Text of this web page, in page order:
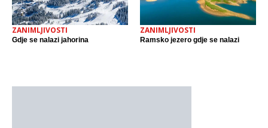
ZANIMLJIVOSTI
Gdje se nalazi jahorina
ZANIMLJIVOSTI
Ramsko jezero gdje se nalazi